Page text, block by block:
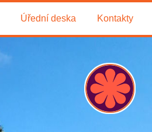
Úřední deska Kontakty